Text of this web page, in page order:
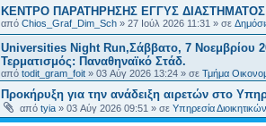
ΚΕΝΤΡΟ ΠΑΡΑΤΗΡΗΣΗΣ ΕΓΓΥΣ ΔΙΑΣΤΗΜΑΤΟΣ
από Chios_Graf_Dim_Sch » 27 Ιούλ 2026 11:31 » σε
Universities Night Run,Σάββατο, 7 Νοεμβρίου
Τερματισμός: Παναθηναϊκό Στάδ.
από todit_gram_foit » 03 Αύγ 2026 13:24 » σε Τμήμα
Προκήρυξη για την ανάδειξη αιρετών στο
από tyia » 03 Αύγ 2026 09:51 » σε Υπηρεσία